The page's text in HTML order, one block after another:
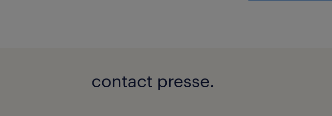
contact presse.